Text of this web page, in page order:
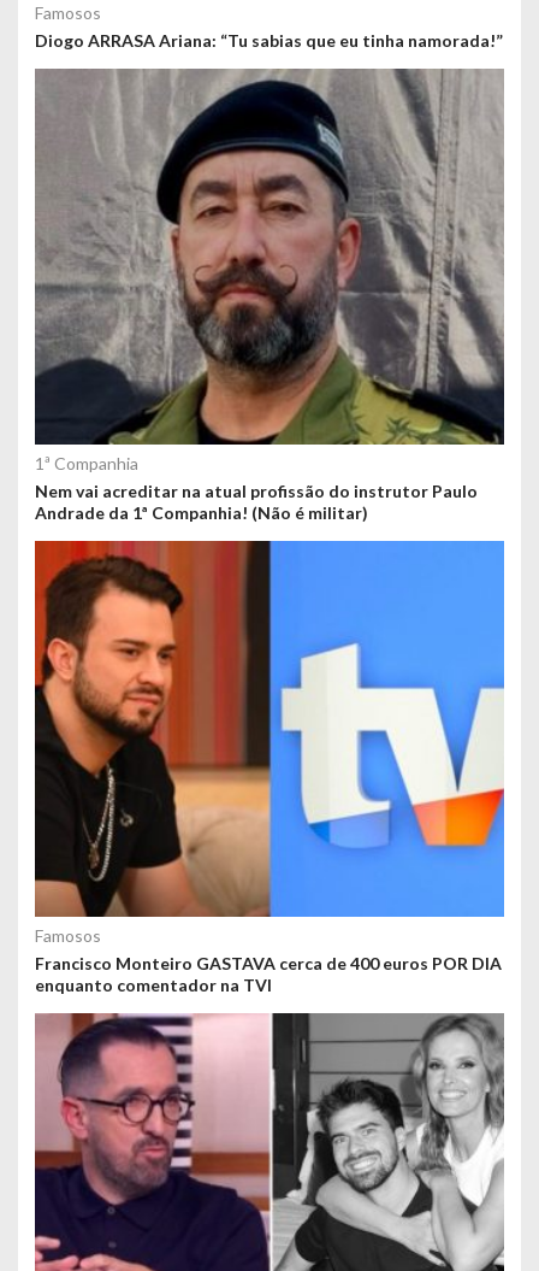
Famosos
Diogo ARRASA Ariana: “Tu sabias que eu tinha namorada!”
1ª Companhia
Nem vai acreditar na atual profissão do instrutor Paulo
Andrade da 1ª Companhia! (Não é militar)
Famosos
Francisco Monteiro GASTAVA cerca de 400 euros POR DIA
enquanto comentador na TVI